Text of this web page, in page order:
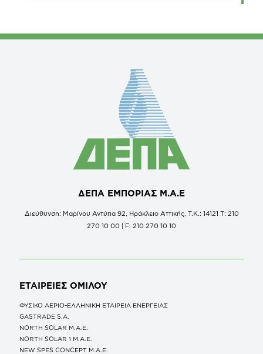
ΔΕΠΑ ΕΜΠΟΡΙΑΣ Μ.Α.Ε
Διεύθυνση: Μαρίνου Αντύπα 92, Ηράκλειο Αττικής, Τ.Κ.: 14121 Τ: 210
270 10 00 | F: 210 270 10 10
ΕΤΑΙΡΕΙΕΣ ΟΜΙΛΟΥ
ΦΥΣΙΚΟ ΑΕΡΙΟ-ΕΛΛΗΝΙΚΗ ΕΤΑΙΡΕΙΑ ΕΝΕΡΓΕΙΑΣ
GASTRADE S.A.
NORTH SOLAR M.Α.Ε.
NORTH SOLAR 1 M.Α.Ε.
NEW SPES CONCEPT Μ.Α.Ε.